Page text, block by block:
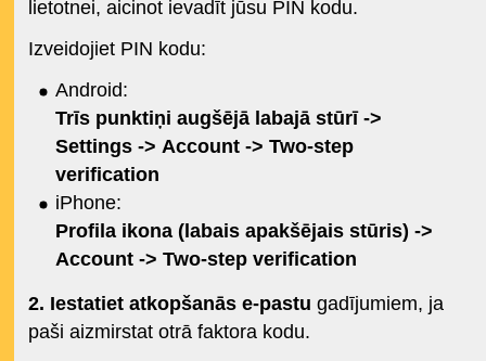
lietotnei, aicinot ievadīt jūsu PIN kodu.
Izveidojiet PIN kodu:
Android:
Trīs punktiņi augšējā labajā stūrī ->
Settings -> Account -> Two-step
verification
iPhone:
Profila ikona (labais apakšējais stūris) ->
Account -> Two-step verification
2. Iestatiet atkopšanās e-pastu gadījumiem, ja
paši aizmirstat otrā faktora kodu.